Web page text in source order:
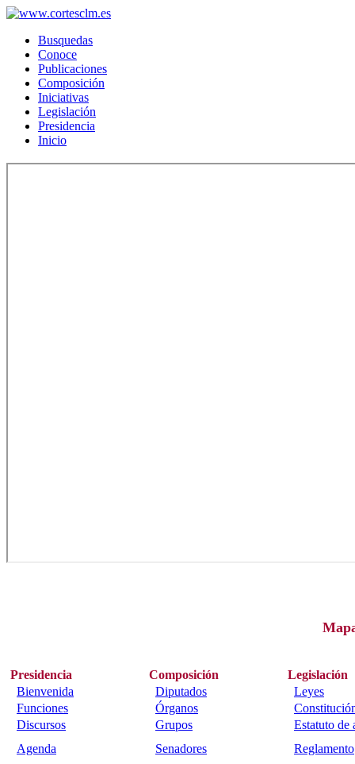
Busquedas
Conoce
Publicaciones
Composición
Iniciativas
Legislación
Presidencia
Inicio
Presidencia Composición
Legislación
Bienvenida
Diputados
Leyes
Funciones
Órganos
Discursos
Grupos
Estatuto de
Agenda
Senadores
Reglamento